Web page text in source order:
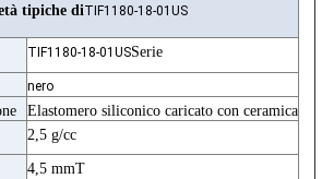
tipiche diTIF1180-18-01US
TIF1180-18-01USSerie
nero
Elastomero siliconico caricato con ceramica
2,5 g/cc
4,5 mmT